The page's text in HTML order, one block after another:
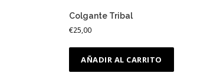
Colgante Tribal
€25,00
AÑADIR AL CARRITO